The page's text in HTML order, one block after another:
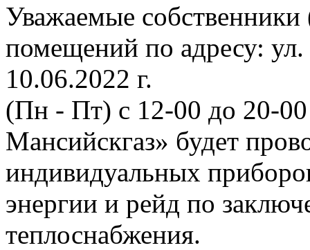
Уважаемые
помещений по адресу:
10.06.2022 г.
(Пн - Пт) с 12-00 до 20-
Мансийскгаз» будет
индивидуальных
энергии и рейд по
теплоснабжения.